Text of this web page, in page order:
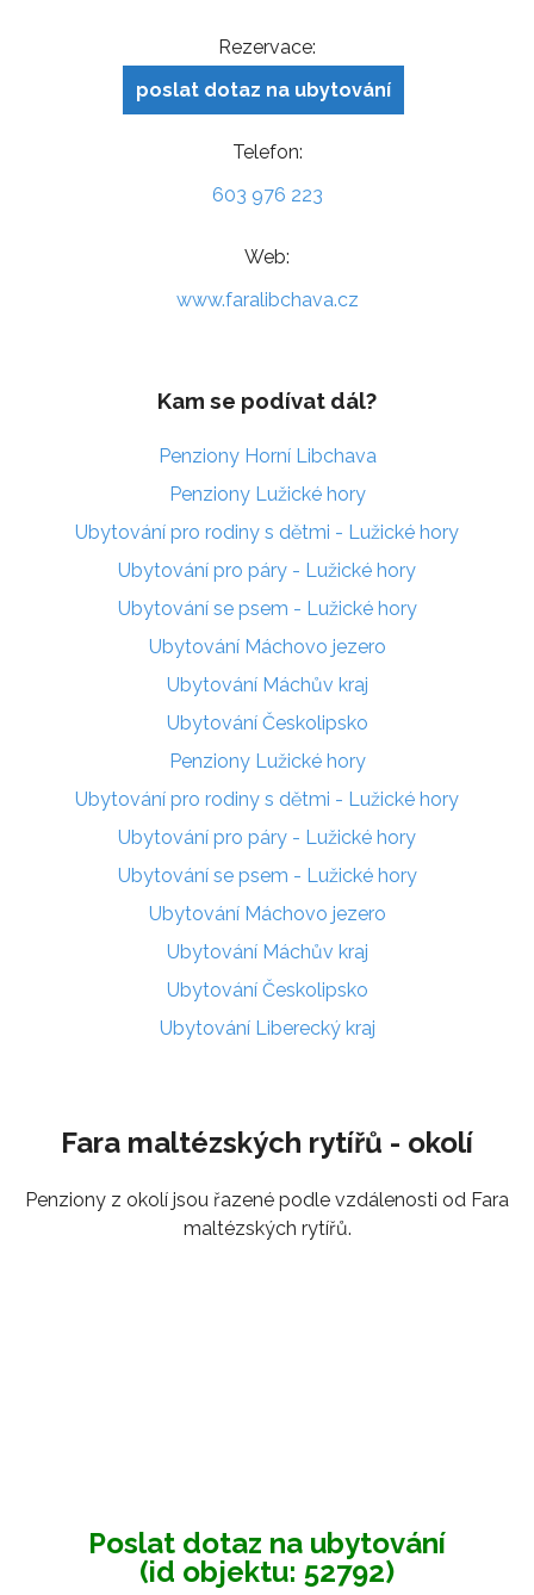
Rezervace:
poslat dotaz na ubytování
Telefon:
603 976 223
Web:
www.faralibchava.cz
Kam se podívat dál?
Penziony Horní Libchava
Penziony Lužické hory
Ubytování pro rodiny s dětmi - Lužické hory
Ubytování pro páry - Lužické hory
Ubytování se psem - Lužické hory
Ubytování Máchovo jezero
Ubytování Máchův kraj
Ubytování Českolipsko
Penziony Lužické hory
Ubytování pro rodiny s dětmi - Lužické hory
Ubytování pro páry - Lužické hory
Ubytování se psem - Lužické hory
Ubytování Máchovo jezero
Ubytování Máchův kraj
Ubytování Českolipsko
Ubytování Liberecký kraj
Fara maltézských rytířů - okolí
Penziony z okolí jsou řazené podle vzdálenosti od Fara
maltézských rytířů.
Poslat dotaz na ubytování
(id objektu: 52792)